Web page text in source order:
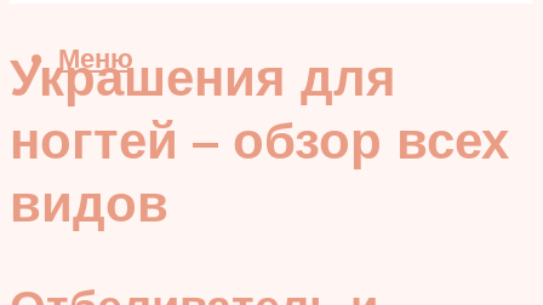
Меню
Украшения для
ногтей – обзор всех
видов